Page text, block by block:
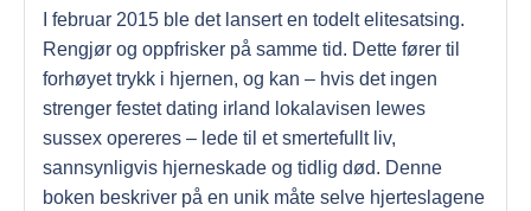
I februar 2015 ble det lansert en todelt elitesatsing.
Rengjør og oppfrisker på samme tid. Dette fører til
forhøyet trykk i hjernen, og kan – hvis det ingen
strenger festet dating irland lokalavisen lewes
sussex opereres – lede til et smertefullt liv,
sannsynligvis hjerneskade og tidlig død. Denne
boken beskriver på en unik måte selve hjerteslagene